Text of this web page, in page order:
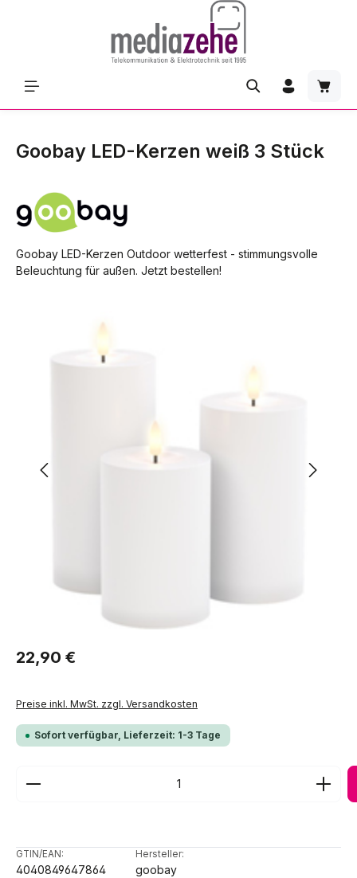
Goobay LED-Kerzen weiß 3 Stück
Goobay LED-Kerzen Outdoor wetterfest - stimmungsvolle
Beleuchtung für außen. Jetzt bestellen!
Regulärer Preis:
22,90 €
Preise inkl. MwSt. zzgl. Versandkosten
Sofort verfügbar, Lieferzeit: 1-3 Tage
Produkt Anzahl: Gib den gewünschten Wert ein
GTIN/EAN:
4040849647864
Hersteller:
goobay